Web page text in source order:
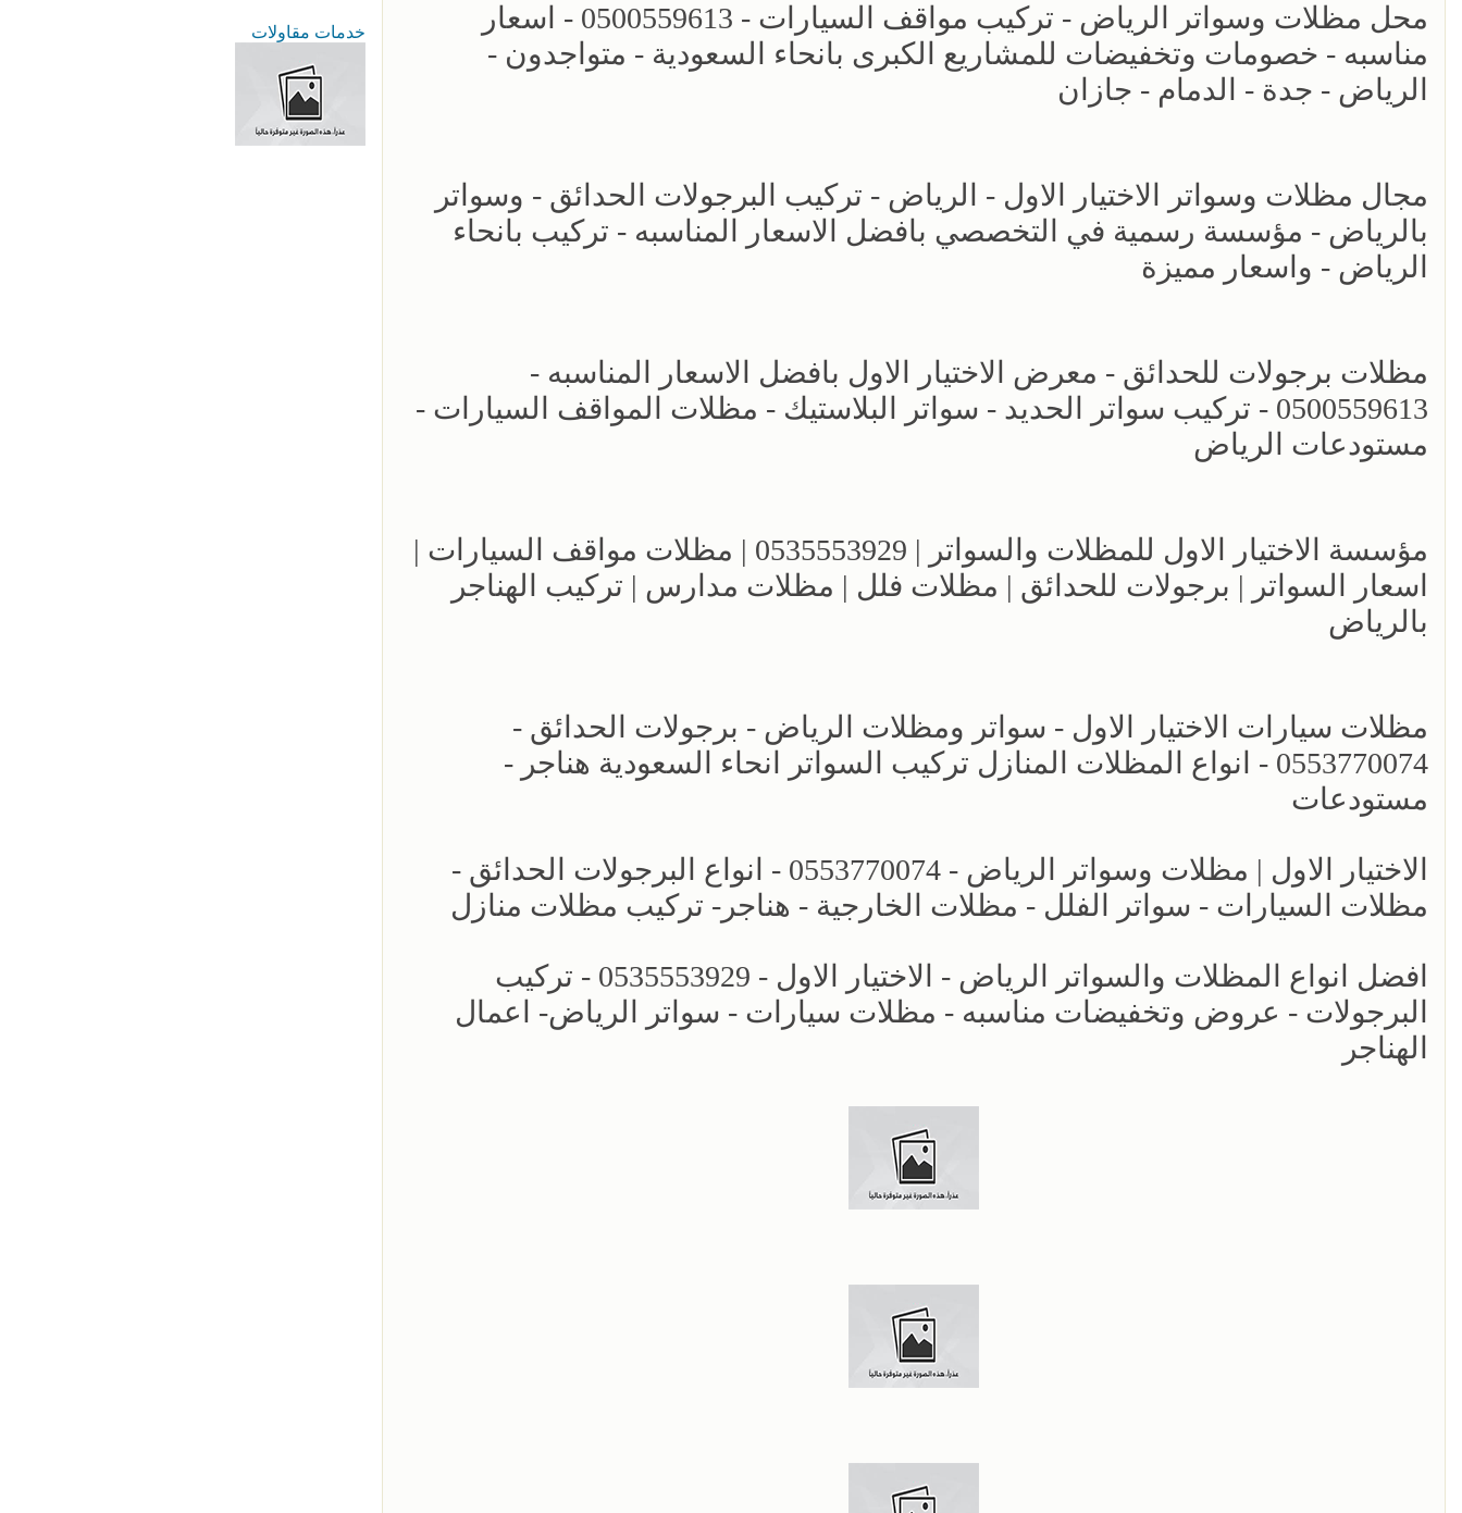
محل مظلات وسواتر الرياض - تركيب مواقف السيارات - 0500559613 - اسعار
مناسبه - خصومات وتخفيضات للمشاريع الكبرى بانحاء السعودية - متواجدون -
الرياض - جدة - الدمام - جازان
مجال مظلات وسواتر الاختيار الاول - الرياض - تركيب البرجولات الحدائق - وسواتر
بالرياض - مؤسسة رسمية في التخصصي بافضل الاسعار المناسبه - تركيب بانحاء
الرياض - واسعار مميزة
مظلات برجولات للحدائق - معرض الاختيار الاول بافضل الاسعار المناسبه -
0500559613 - تركيب سواتر الحديد - سواتر البلاستيك - مظلات المواقف السيارات -
مستودعات الرياض
مؤسسة الاختيار الاول للمظلات والسواتر | 0535553929 | مظلات مواقف السيارات |
اسعار السواتر | برجولات للحدائق | مظلات فلل | مظلات مدارس | تركيب الهناجر
بالرياض
مظلات سيارات الاختيار الاول - سواتر ومظلات الرياض - برجولات الحدائق -
0553770074 - انواع المظلات المنازل تركيب السواتر انحاء السعودية هناجر -
مستودعات
الاختيار الاول | مظلات وسواتر الرياض - 0553770074 - انواع البرجولات الحدائق -
مظلات السيارات - سواتر الفلل - مظلات الخارجية - هناجر- تركيب مظلات منازل
افضل انواع المظلات والسواتر الرياض - الاختيار الاول - 0535553929 - تركيب
البرجولات - عروض وتخفيضات مناسبه - مظلات سيارات - سواتر الرياض- اعمال
الهناجر
خدمات مقاولات